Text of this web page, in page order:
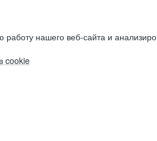
нашего веб-сайта и
cookie